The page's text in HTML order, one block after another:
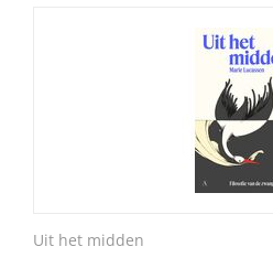
Uit het midden